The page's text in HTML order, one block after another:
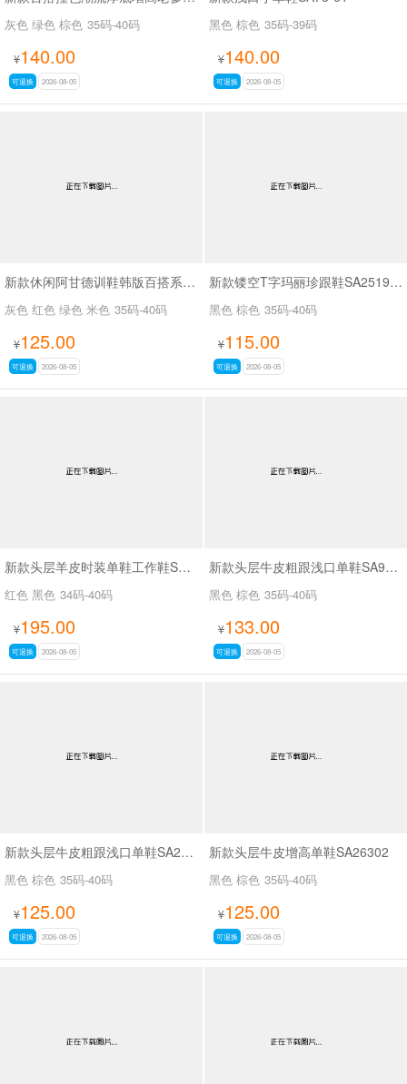
灰色 绿色 棕色 35码-40码
¥140.00
可退换 2026-08-05
黑色 棕色 35码-39码
¥140.00
可退换 2026-08-05
新款休闲阿甘德训鞋韩版百搭系带薄底休闲鞋SA1883
灰色 红色 绿色 米色 35码-40码
¥125.00
可退换 2026-08-05
新款镂空T字玛丽珍跟鞋SA2519-65
黑色 棕色 35码-40码
¥115.00
可退换 2026-08-05
新款头层羊皮时装单鞋工作鞋SA56-53
红色 黑色 34码-40码
¥195.00
可退换 2026-08-05
新款头层牛皮粗跟浅口单鞋SA9629-5
黑色 棕色 35码-40码
¥133.00
可退换 2026-08-05
新款头层牛皮粗跟浅口单鞋SA26339
黑色 棕色 35码-40码
¥125.00
可退换 2026-08-05
新款头层牛皮增高单鞋SA26302
黑色 棕色 35码-40码
¥125.00
可退换 2026-08-05